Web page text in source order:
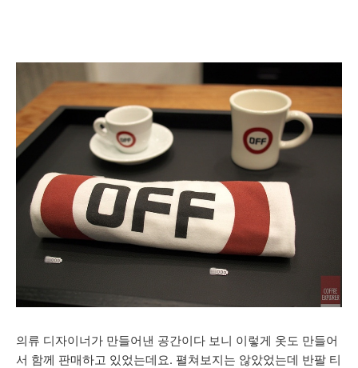
의류 디자이너가 만들어낸 공간이다 보니 이렇게 옷도 만들어
서 함께 판매하고 있었는데요. 펼쳐보지는 않았었는데 반팔 티